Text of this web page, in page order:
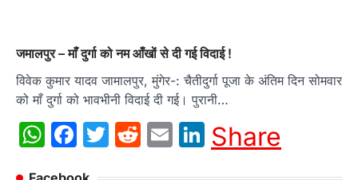
जमालपुर – माँ दुर्गा को नम आँखों से दी गई विदाई !
विवेक कुमार यादव जामालपुर, मुंगेर-: चैतीदुर्गा पूजा के अंतिम दिन सोमवार
को माँ दुर्गा को भावभीनी विदाई दी गई। पुरानी…
WhatsApp
Facebook
Twitter
Reddit
EmailLinkedIn
Share